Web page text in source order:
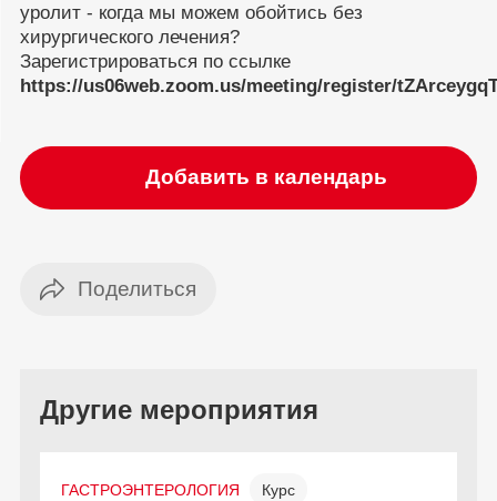
уролит - когда мы можем обойтись без
хирургического лечения?
Зарегистрироваться по ссылке
https://us06web.zoom.us/meeting/register/
Добавить в календарь
Другие мероприятия
ГАСТРОЭНТЕРОЛОГИЯ Курс